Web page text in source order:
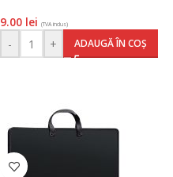
9.00 lei (TVA inclus)
- + ADAUGĂ ÎN COȘ